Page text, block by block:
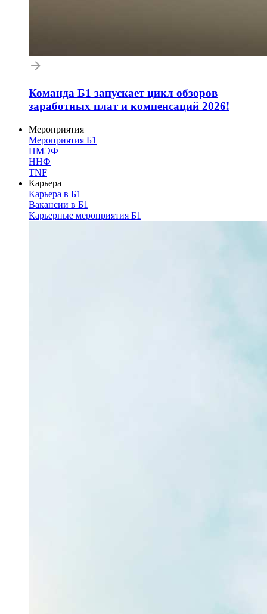
Команда Б1 запускает цикл обзоров
заработных плат и компенсаций 2026!
Мероприятия
Мероприятия Б1
ПМЭФ
ННФ
TNF
Карьера
Карьера в Б1
Вакансии в Б1
Карьерные мероприятия Б1